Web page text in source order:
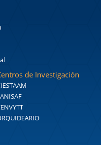
de Investigación